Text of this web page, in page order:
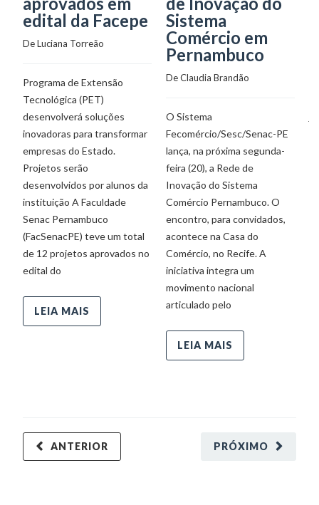
edital da Facepe
De Luciana Torreão
Programa de Extensão
Tecnológica (PET)
desenvolverá soluções
inovadoras para transformar
empresas do Estado.
Projetos serão
desenvolvidos por alunos da
instituição A Faculdade
Senac Pernambuco
(FacSenacPE) teve um total
de 12 projetos aprovados no
edital do
LEIA MAIS
Sistema
Comércio em
Pernambuco
De Claudia Brandão
O Sistema
Fecomércio/Sesc/Senac-PE
lança, na próxima segunda-
feira (20), a Rede de
Inovação do Sistema
Comércio Pernambuco. O
encontro, para convidados,
acontece na Casa do
Comércio, no Recife. A
iniciativa integra um
movimento nacional
articulado pelo
LEIA MAIS
PRÓXIMO
ANTERIOR